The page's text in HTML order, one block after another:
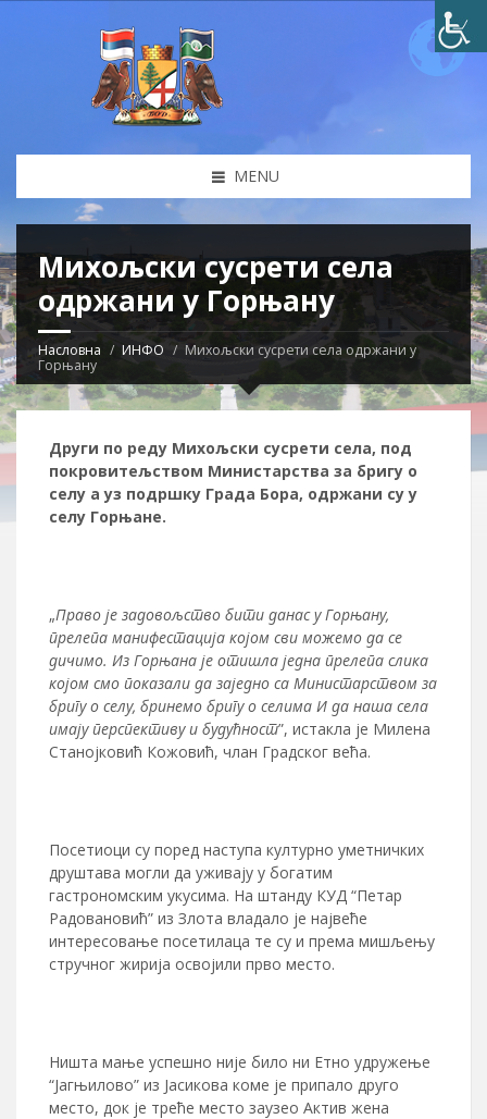
MENU
Михољски сусрети села
одржани у Горњану
Насловна ИНФО
Михољски сусрети села одржани у
Горњану
Други по реду Михољски сусрети села, под
покровитељством Министарства за бригу о
селу а уз подршку Града Бора, одржани су у
селу Горњане.
„Право је задовољство бити данас у Горњану,
прелепа манифестација којом сви можемо да се
дичимо. Из Горњана је отишла једна прелепа слика
којом смо показали да заједно са Министарством за
бригу о селу, бринемо бригу о селима И да наша села
имају перспективу и будућност”, истакла је Милена
Станојковић Кожовић, члан Градског већа.
Посетиоци су поред наступа културно уметничких
друштава могли да уживају у богатим
гастрономским укусима. На штанду КУД “Петар
Радовановић” из Злота владало је највеће
интересовање посетилаца те су и према мишљењу
стручног жирија освојили прво место.
Ништа мање успешно није било ни Етно удружење
“Јагњилово” из Јасикова коме је припало друго
место, док је треће место заузео Актив жена